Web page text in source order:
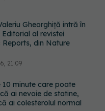
10 minute care poate
ai nevoie de statine,
ai colesterolul normal
19:42
să ții pâinea când
caniculă. Greșeala care o